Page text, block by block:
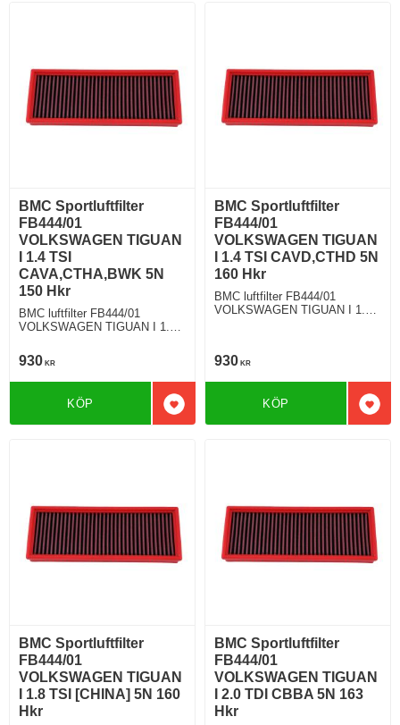
BMC Sportluftfilter
FB444/01
VOLKSWAGEN TIGUAN
I 1.4 TSI
CAVA,CTHA,BWK 5N
150 Hkr
BMC luftfilter FB444/01
VOLKSWAGEN TIGUAN I 1.4
930 KR
Lägg till i favoriter
KÖP
BMC Sportluftfilter
FB444/01
VOLKSWAGEN TIGUAN
I 1.4 TSI CAVD,CTHD 5N
160 Hkr
BMC luftfilter FB444/01
VOLKSWAGEN TIGUAN I 1.4
930 KR
KÖP
BMC Sportluftfilter
FB444/01
VOLKSWAGEN TIGUAN
I 1.8 TSI [CHINA] 5N 160
Hkr
BMC Sportluftfilter
FB444/01
VOLKSWAGEN TIGUAN
I 2.0 TDI CBBA 5N 163
Hkr